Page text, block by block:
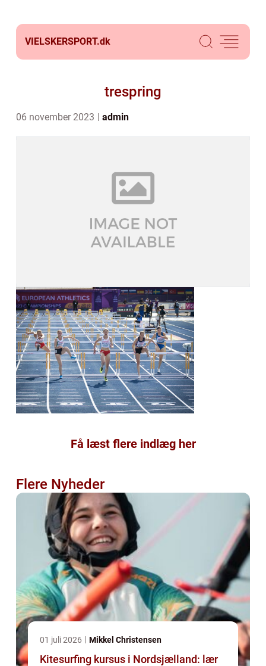
VIELSKERSPORT.dk
trespring
06 november 2023 admin
Få læst flere indlæg her
Flere Nyheder
01 juli 2026 Mikkel Christensen
Kitesurfing kursus i Nordsjælland: lær